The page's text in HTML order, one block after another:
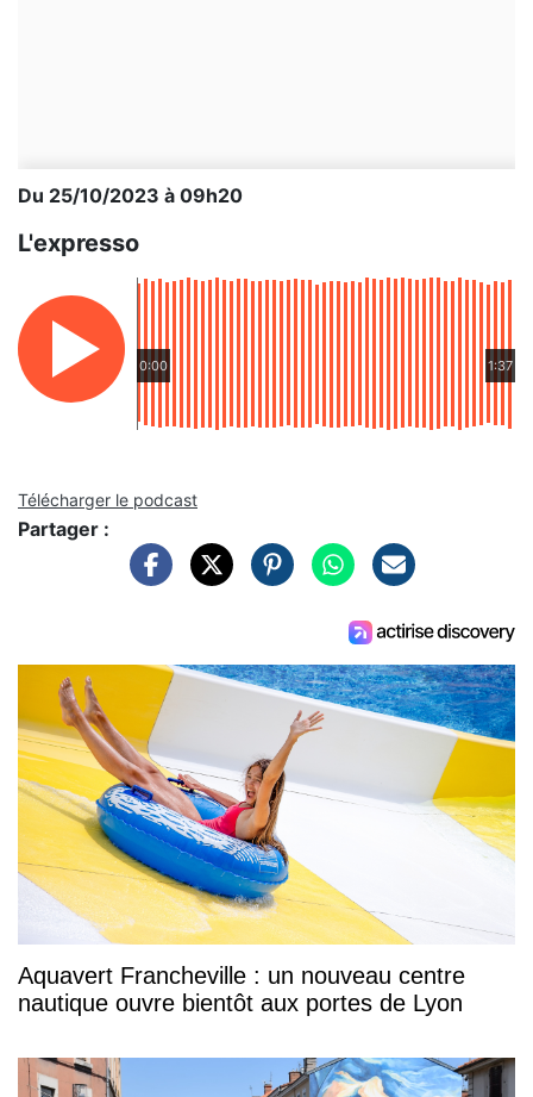
Du 25/10/2023 à 09h20
L'expresso
0:00 1:37
Télécharger le podcast
Partager :
Aquavert Francheville : un nouveau centre
nautique ouvre bientôt aux portes de Lyon